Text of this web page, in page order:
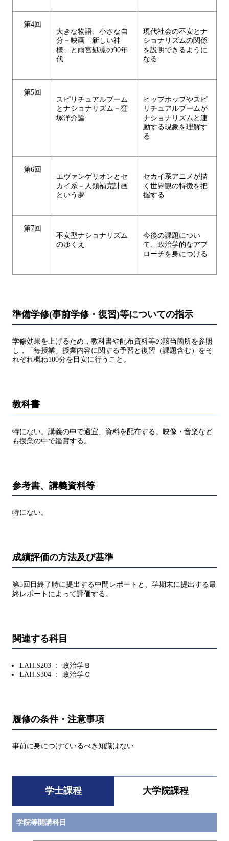
第4回
大きな物語、小さな自
分－映画「新しい神
様」と雨宮処凛の90年
代
現代社会の不安とナ
ショナリズムの関係
を説明できるように
なる
第5回
スピリチュアルブーム
とナショナリズム－窪
塚洋介論
ヒップホップやスピ
リチュアルブームが
ナショナリズムと連
動する現象を理解す
る
第6回
エヴァンゲリオンとセ
カイ系－人類補完計画
という夢
セカイ系アニメが描
く世界観の特徴を把
握する
第7回
不安型ナショナリズム
のゆくえ
今後の課題につい
て、政治学的なアプ
ローチを身につける
準備学修(事前学修・復習)等についての指示
学修効果を上げるため，教科書や配布資料等の該当箇所を参照
し，「毎授業」授業内容に関する予習と復習（課題含む）をそ
れぞれ概ね100分を目安に行うこと。
教科書
特にない。講義の中で適宜、資料を配布する。映像・音楽など
も授業の中で鑑賞する。
参考書、講義資料等
特にない。
成績評価の方法及び基準
第5回目終了時に提出する中間レポートと、学期末に提出する最
終レポートによって評価する。
関連する科目
LAH.S203 ： 政治学Ｂ
LAH.S304 ： 政治学Ｃ
履修の条件・注意事項
事前に身につけているべき知識はない
学士課程 大学院課程
学院等開講科目